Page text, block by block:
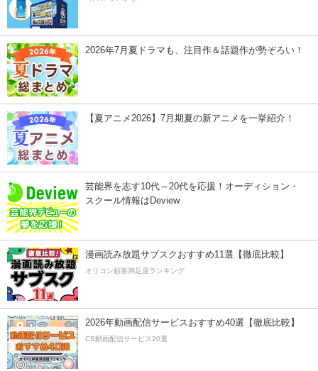
2026年7月夏ドラマも、注目作＆話題作が勢ぞろい！
【夏アニメ2026】7月期夏の新アニメを一挙紹介！
芸能界を志す10代～20代を応援！オーディション・
スクール情報はDeview
漫画読み放題サブスクおすすめ11選【徹底比較】
オリコン顧客満足度ランキング
2026年動画配信サービスおすすめ40選【徹底比較】
CS動画配信サービス20選